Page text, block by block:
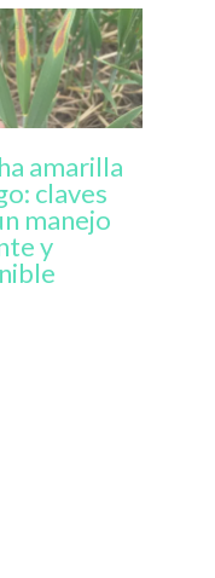
amarilla
claves
manejo
y